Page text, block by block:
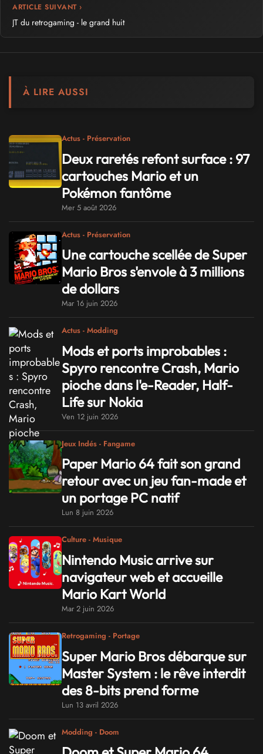
ARTICLE SUIVANT ›
JT du retrogaming - le grand huit
À LIRE AUSSI
Actus - Préservation
Deux raretés refont surface : 97
cartouches Mario et un
Pokémon fantôme
Mer 5 août 2026
Actus - Préservation
Une cartouche scellée de Super
Mario Bros s'envole à 3 millions
de dollars
Mar 16 juin 2026
Actus - Modding
Mods et ports improbables :
Spyro rencontre Crash, Mario
pioche dans l'e-Reader, Half-
Life sur Nokia
Ven 12 juin 2026
Jeux Indés - Fangame
Paper Mario 64 fait son grand
retour avec un jeu fan-made et
un portage PC natif
Lun 8 juin 2026
Culture - Musique
Nintendo Music arrive sur
navigateur web et accueille
Mario Kart World
Mar 2 juin 2026
Retrogaming - Portage
Super Mario Bros débarque sur
Master System : le rêve interdit
des 8-bits prend forme
Lun 13 avril 2026
Modding - Doom